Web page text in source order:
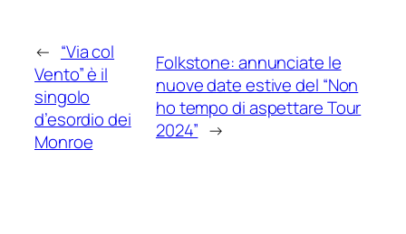
← “Via col
Vento” è il
singolo
d’esordio dei
Monroe
Folkstone: annunciate le
nuove date estive del “Non
ho tempo di aspettare Tour
2024” →